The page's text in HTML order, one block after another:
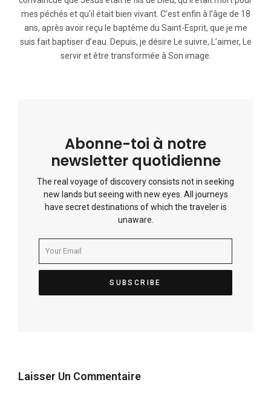
mes péchés et qu’il était bien vivant. C’est enfin à l’âge de 18
ans, après avoir reçu le baptême du Saint-Esprit, que je me
suis fait baptiser d’eau. Depuis, je désire Le suivre, L’aimer, Le
servir et être transformée à Son image.
Abonne-toi à notre
newsletter quotidienne
The real voyage of discovery consists not in seeking
new lands but seeing with new eyes. All journeys
have secret destinations of which the traveler is
unaware.
Laisser Un Commentaire